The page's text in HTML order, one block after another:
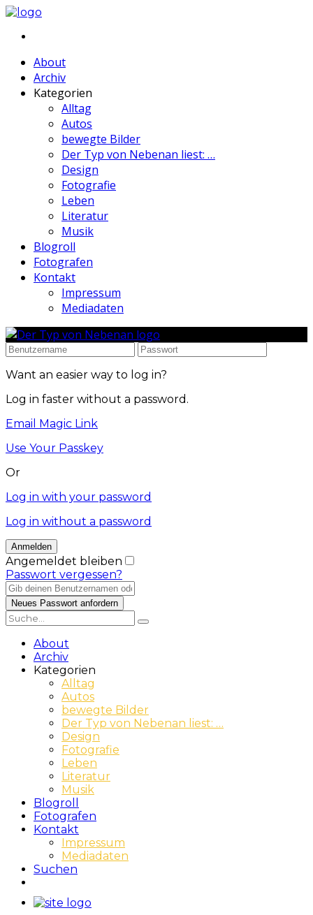
About
Archiv
Kategorien
Alltag
Autos
bewegte Bilder
Der Typ von Nebenan liest: …
Design
Fotografie
Leben
Literatur
Musik
Blogroll
Fotografen
Kontakt
Impressum
Mediadaten
Want an easier way to log in?
Log in faster without a password.
Email Magic Link
Use Your Passkey
Or
Log in with your password
Log in without a password
Angemeldet bleiben
Passwort vergessen?
About
Archiv
Kategorien
Alltag
Autos
bewegte Bilder
Der Typ von Nebenan liest: …
Design
Fotografie
Leben
Literatur
Musik
Blogroll
Fotografen
Kontakt
Impressum
Mediadaten
Suchen